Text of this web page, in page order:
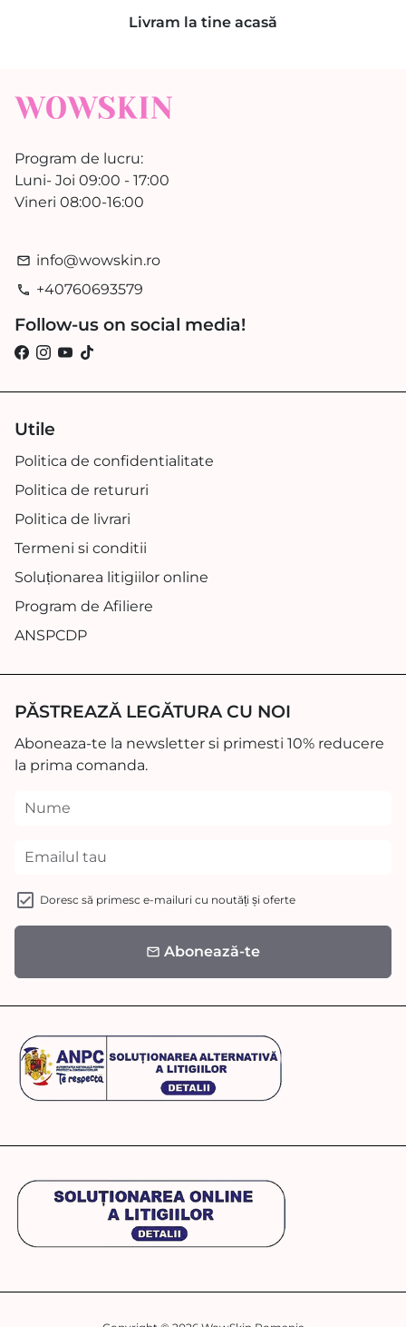
Livram la tine acasă
Program de lucru:
Luni- Joi 09:00 - 17:00
Vineri 08:00-16:00
email info@wowskin.ro
phone +40760693579
Follow-us on social media!
Utile
Politica de confidentialitate
Politica de retururi
Politica de livrari
Termeni si conditii
Soluționarea litigiilor online
Program de Afiliere
ANSPCDP
PĂSTREAZĂ LEGĂTURA CU NOI
Aboneaza-te la newsletter si primesti 10% reducere
la prima comanda.
Doresc să primesc e-mailuri cu noutăți și oferte
email Abonează-te